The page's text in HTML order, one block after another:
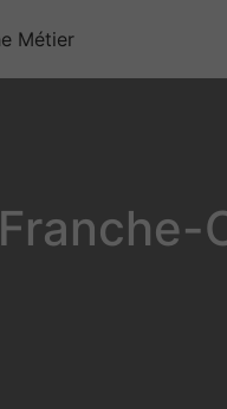
Métier